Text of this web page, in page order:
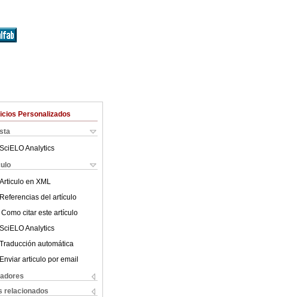
Personalizados
SciELO Analytics
Articulo en XML
Referencias del artículo
Como citar este artículo
SciELO Analytics
Traducción automática
Enviar articulo por email
relacionados